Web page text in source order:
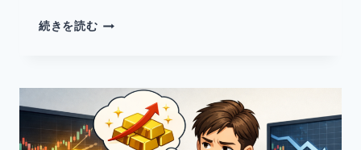
全
続きを読むロ
足
だ
け
で